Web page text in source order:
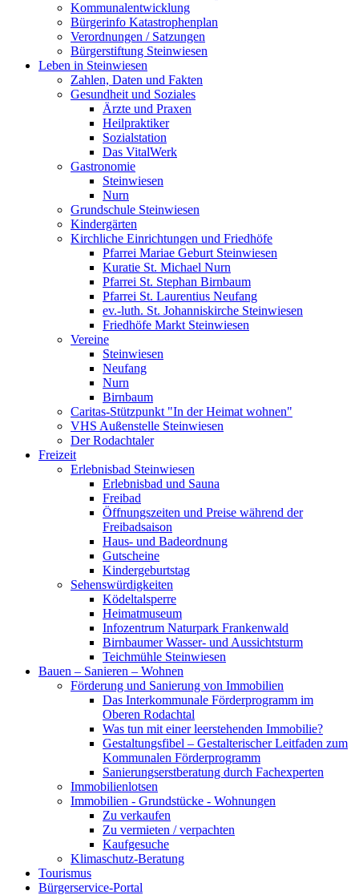
Kommunalentwicklung
Bürgerinfo Katastrophenplan
Verordnungen / Satzungen
Bürgerstiftung Steinwiesen
Leben in Steinwiesen
Zahlen, Daten und Fakten
Gesundheit und Soziales
Ärzte und Praxen
Heilpraktiker
Sozialstation
Das VitalWerk
Gastronomie
Steinwiesen
Nurn
Grundschule Steinwiesen
Kindergärten
Kirchliche Einrichtungen und Friedhöfe
Pfarrei Mariae Geburt Steinwiesen
Kuratie St. Michael Nurn
Pfarrei St. Stephan Birnbaum
Pfarrei St. Laurentius Neufang
ev.-luth. St. Johanniskirche Steinwiesen
Friedhöfe Markt Steinwiesen
Vereine
Steinwiesen
Neufang
Nurn
Birnbaum
Caritas-Stützpunkt "In der Heimat wohnen"
VHS Außenstelle Steinwiesen
Der Rodachtaler
Freizeit
Erlebnisbad Steinwiesen
Erlebnisbad und Sauna
Freibad
Öffnungszeiten und Preise während der
Freibadsaison
Haus- und Badeordnung
Gutscheine
Kindergeburtstag
Sehenswürdigkeiten
Ködeltalsperre
Heimatmuseum
Infozentrum Naturpark Frankenwald
Birnbaumer Wasser- und Aussichtsturm
Teichmühle Steinwiesen
Bauen – Sanieren – Wohnen
Förderung und Sanierung von Immobilien
Das Interkommunale Förderprogramm im
Oberen Rodachtal
Was tun mit einer leerstehenden Immobilie?
Gestaltungsfibel – Gestalterischer Leitfaden zum
Kommunalen Förderprogramm
Sanierungserstberatung durch Fachexperten
Immobilienlotsen
Immobilien - Grundstücke - Wohnungen
Zu verkaufen
Zu vermieten / verpachten
Kaufgesuche
Klimaschutz-Beratung
Tourismus
Bürgerservice-Portal